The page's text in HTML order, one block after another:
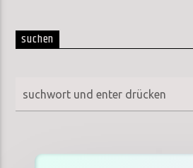
suchen